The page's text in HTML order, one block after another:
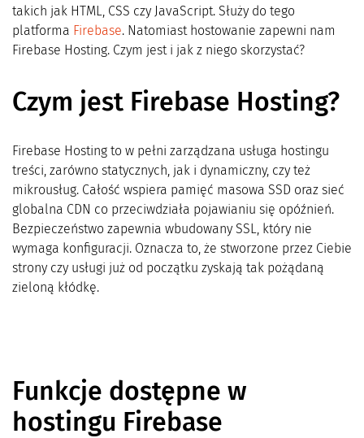
takich jak HTML, CSS czy JavaScript. Służy do tego
platforma Firebase. Natomiast hostowanie zapewni nam
Firebase Hosting. Czym jest i jak z niego skorzystać?
Czym jest Firebase Hosting?
Firebase Hosting to w pełni zarządzana usługa hostingu
treści, zarówno statycznych, jak i dynamiczny, czy też
mikrousług. Całość wspiera pamięć masowa SSD oraz sieć
globalna CDN co przeciwdziała pojawianiu się opóźnień.
Bezpieczeństwo zapewnia wbudowany SSL, który nie
wymaga konfiguracji. Oznacza to, że stworzone przez Ciebie
strony czy usługi już od początku zyskają tak pożądaną
zieloną kłódkę.
Funkcje dostępne w
hostingu Firebase